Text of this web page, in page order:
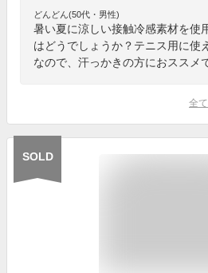
どんどん(50代・男性)
暑い夏に涼しい接触冷感素材を使
はどうでしょうか？テニス用に使
なので、汗っかきの方におススメ
全
SOLD